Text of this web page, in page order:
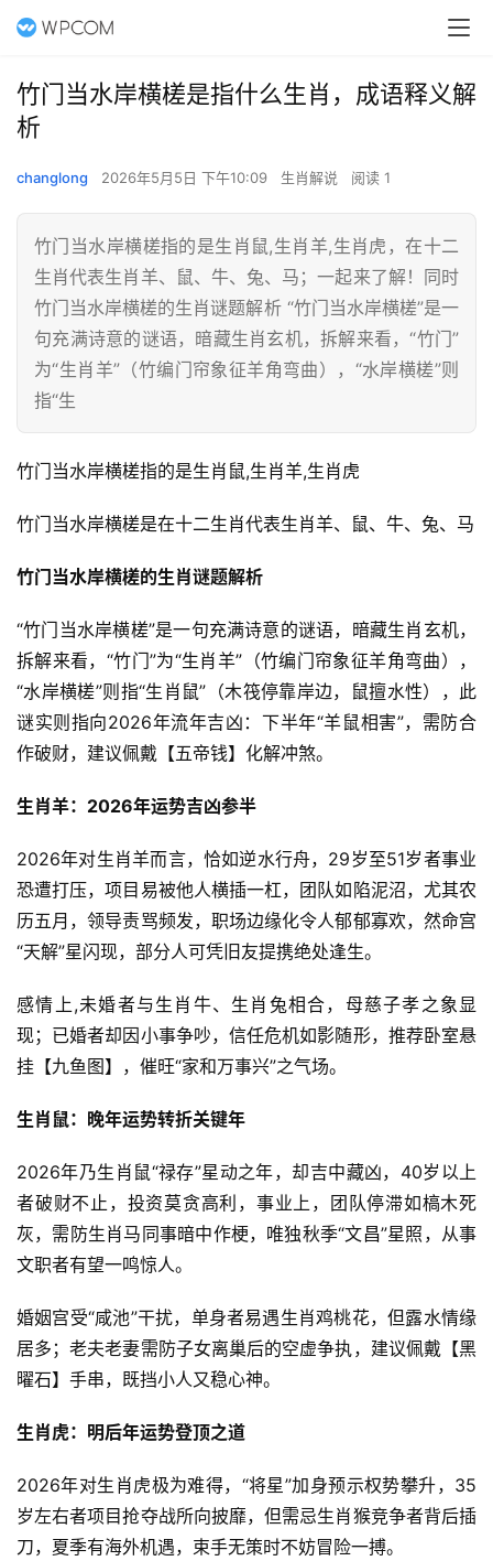
竹门当水岸横槎是指什么生肖，成语释义解
析
changlong 2026年5月5日 下午10:09 生肖解说 阅读 1
竹门当水岸横槎指的是生肖鼠,生肖羊,生肖虎，在十二
生肖代表生肖羊、鼠、牛、兔、马；一起来了解！同时
竹门当水岸横槎的生肖谜题解析 “竹门当水岸横槎”是一
句充满诗意的谜语，暗藏生肖玄机，拆解来看，“竹门”
为“生肖羊”（竹编门帘象征羊角弯曲），“水岸横槎”则
指“生
竹门当水岸横槎指的是生肖鼠,生肖羊,生肖虎
竹门当水岸横槎是在十二生肖代表生肖羊、鼠、牛、兔、马
竹门当水岸横槎的生肖谜题解析
“竹门当水岸横槎”是一句充满诗意的谜语，暗藏生肖玄机，
拆解来看，“竹门”为“生肖羊”（竹编门帘象征羊角弯曲），
“水岸横槎”则指“生肖鼠”（木筏停靠岸边，鼠擅水性），此
谜实则指向2026年流年吉凶：下半年“羊鼠相害”，需防合
作破财，建议佩戴【五帝钱】化解冲煞。
生肖羊：2026年运势吉凶参半
2026年对生肖羊而言，恰如逆水行舟，29岁至51岁者事业
恐遭打压，项目易被他人横插一杠，团队如陷泥沼，尤其农
历五月，领导责骂频发，职场边缘化令人郁郁寡欢，然命宫
“天解”星闪现，部分人可凭旧友提携绝处逢生。
感情上,未婚者与生肖牛、生肖兔相合，母慈子孝之象显
现；已婚者却因小事争吵，信任危机如影随形，推荐卧室悬
挂【九鱼图】，催旺“家和万事兴”之气场。
生肖鼠：晚年运势转折关键年
2026年乃生肖鼠“禄存”星动之年，却吉中藏凶，40岁以上
者破财不止，投资莫贪高利，事业上，团队停滞如槁木死
灰，需防生肖马同事暗中作梗，唯独秋季“文昌”星照，从事
文职者有望一鸣惊人。
婚姻宫受“咸池”干扰，单身者易遇生肖鸡桃花，但露水情缘
居多；老夫老妻需防子女离巢后的空虚争执，建议佩戴【黑
曜石】手串，既挡小人又稳心神。
生肖虎：明后年运势登顶之道
2026年对生肖虎极为难得，“将星”加身预示权势攀升，35
岁左右者项目抢夺战所向披靡，但需忌生肖猴竞争者背后插
刀，夏季有海外机遇，束手无策时不妨冒险一搏。